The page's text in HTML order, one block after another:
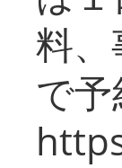
料、
で予